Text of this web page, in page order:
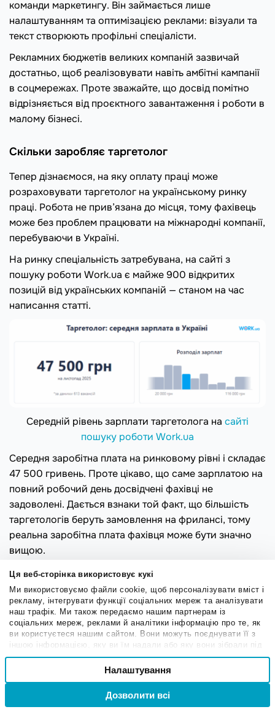
Ця веб-сторінка використовує кукі
Ми використовуємо файли cookie, щоб персоналізувати вміст і
рекламу, інтегрувати функції соціальних мереж та аналізувати
наш трафік. Ми також передаємо нашим партнерам із
соціальних мереж, реклами й аналітики інформацію про те, як
ви користуєтеся нашим сайтом. Вони можуть поєднувати її з
іншою інформацією, яку ви їм надали або яку вони зібрали під
час вашого користування їхніми службами.
Вибір
Привілейовані
Налаштування
Дозволити всі
команди маркетингу. Він займається лише
налаштуванням та оптимізацією реклами: візуали та
текст створюють профільні спеціалісти.
Рекламних бюджетів великих компаній зазвичай
достатньо, щоб реалізовувати навіть амбітні кампанії
в соцмережах. Проте зважайте, що досвід помітно
відрізняється від проєктного завантаження і роботи в
малому бізнесі.
Скільки заробляє таргетолог
Тепер дізнаємося, на яку оплату праці може
розраховувати таргетолог на українському ринку
праці. Робота не прив’язана до місця, тому фахівець
може без проблем працювати на міжнародні компанії,
перебуваючи в Україні.
На ринку спеціальність затребувана, на сайті з
пошуку роботи Work.ua є майже 900 відкритих
позицій від українських компаній — станом на час
написання статті.
Середній рівень зарплати таргетолога на сайті
пошуку роботи Work.ua
Середня заробітна плата на ринковому рівні і складає
47 500 гривень. Проте цікаво, що саме зарплатою на
повний робочий день досвідчені фахівці не
задоволені. Дається взнаки той факт, що більшість
таргетологів беруть замовлення на фрилансі, тому
реальна заробітна плата фахівця може бути значно
вищою.
На фрилансі вартість послуг таргетолога варіюється
від 2000 гривень для фахівців з невеликим досвідом
до 20 000 гривень та вище для профі, які круто
побудувалиособистий бренд. Це вартість ведення
одного проєкта, а їх фахівець може брати до 4-5
щомісяця.